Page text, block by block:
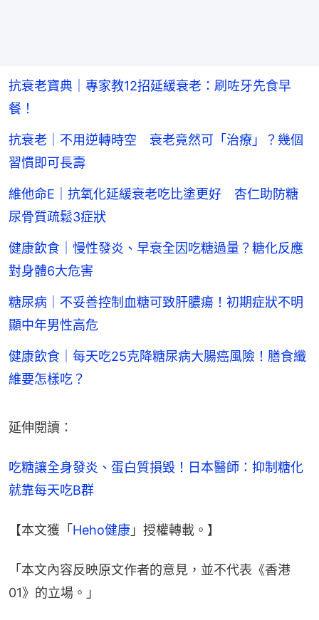
抗衰老寶典｜專家教12招延緩衰老：刷咗牙先食早
餐！
抗衰老｜不用逆轉時空 衰老竟然可「治療」？幾個
習慣即可長壽
維他命E｜抗氧化延緩衰老吃比塗更好 杏仁助防糖
尿骨質疏鬆3症狀
健康飲食｜慢性發炎、早衰全因吃糖過量？糖化反應
對身體6大危害
糖尿病｜不妥善控制血糖可致肝膿瘍！初期症狀不明
顯中年男性高危
健康飲食｜每天吃25克降糖尿病大腸癌風險！膳食纖
維要怎樣吃？
延伸閱讀：
吃糖讓全身發炎、蛋白質損毀！日本醫師：抑制糖化
就靠每天吃B群
【本文獲「 Heho健康 」授權轉載。】
「本文內容反映原文作者的意見，並不代表《香港
01》的立場。」